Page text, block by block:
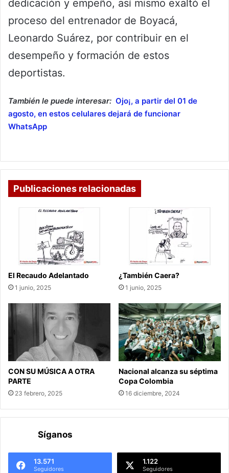
dedicación y empeño, así mismo exaltó el
proceso del entrenador de Boyacá,
Leonardo Suárez, por contribuir en el
desempeño y formación de estos
deportistas.
También le puede interesar: Ojo¡, a partir del 01 de
agosto, en estos celulares dejará de funcionar
WhatsApp
Publicaciones relacionadas
El Recaudo Adelantado
1 junio, 2025
¿También Caera?
1 junio, 2025
CON SU MÚSICA A OTRA
PARTE
23 febrero, 2025
Nacional alcanza su séptima
Copa Colombia
16 diciembre, 2024
Síganos
13.571
Seguidores
1.122
Seguidores